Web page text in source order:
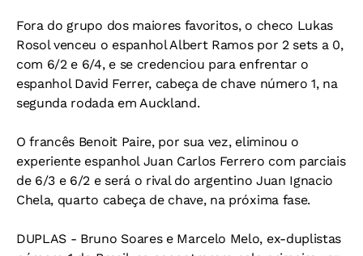
Fora do grupo dos maiores favoritos, o checo Lukas
Rosol venceu o espanhol Albert Ramos por 2 sets a 0,
com 6/2 e 6/4, e se credenciou para enfrentar o
espanhol David Ferrer, cabeça de chave número 1, na
segunda rodada em Auckland.
O francês Benoit Paire, por sua vez, eliminou o
experiente espanhol Juan Carlos Ferrero com parciais
de 6/3 e 6/2 e será o rival do argentino Juan Ignacio
Chela, quarto cabeça de chave, na próxima fase.
DUPLAS - Bruno Soares e Marcelo Melo, ex-duplistas